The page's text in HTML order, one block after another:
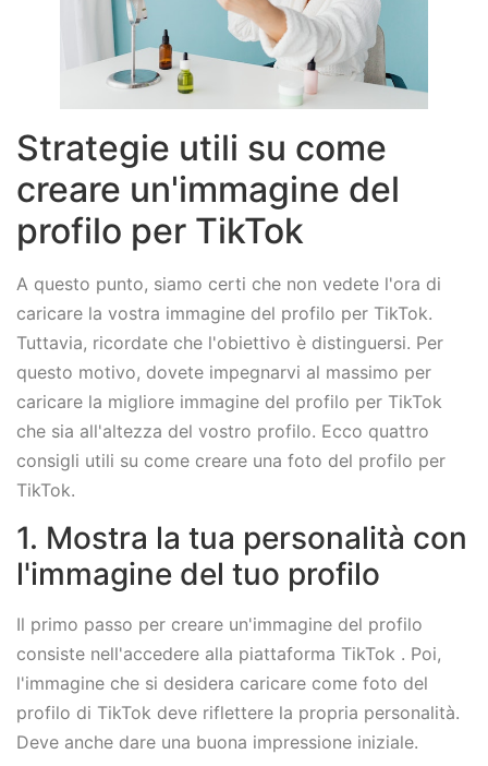
Strategie utili su come
creare un'immagine del
profilo per TikTok
A questo punto, siamo certi che non vedete l'ora di
caricare la vostra immagine del profilo per TikTok.
Tuttavia, ricordate che l'obiettivo è distinguersi. Per
questo motivo, dovete impegnarvi al massimo per
caricare la migliore immagine del profilo per TikTok
che sia all'altezza del vostro profilo. Ecco quattro
consigli utili su come creare una foto del profilo per
TikTok.
1. Mostra la tua personalità con
l'immagine del tuo profilo
Il primo passo per creare un'immagine del profilo
consiste nell'accedere alla piattaforma TikTok . Poi,
l'immagine che si desidera caricare come foto del
profilo di TikTok deve riflettere la propria personalità.
Deve anche dare una buona impressione iniziale.